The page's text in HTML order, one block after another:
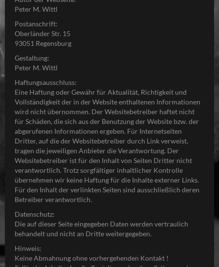
Peter M. Wittl
Postanschrift:
Oberländer Str. 15
93051 Regensburg
Gestaltung:
Peter M. Wittl
Haftungsausschluss:
Eine Haftung oder Gewähr für Aktualität, Richtigkeit und
Vollständigkeit der in der Website enthaltenen Informationen
wird nicht übernommen. Der Websitebetreiber haftet nicht
für Schäden, die sich aus der Benutzung der Website bzw. der
abgerufenen Informationen ergeben. Für Internetseiten
Dritter, auf die der Websitebetreiber durch Link verweist,
tragen die jeweiligen Anbieter die Verantwortung. Der
Websitebetreiber ist für den Inhalt von Seiten Dritter nicht
verantwortlich. Trotz sorgfältiger inhaltlicher Kontrolle
übernehmen wir keine Haftung für die Inhalte externer Links.
Für den Inhalt der verlinkten Seiten sind ausschließlich deren
Betreiber verantwortlich.
Datenschutz:
Die auf dieser Seite eingegeben Daten werden vertraulich
behandelt und nicht an Dritte weitergegeben.
Hinweis:
Keine Abmahnung ohne vorhergehenden Kontakt !